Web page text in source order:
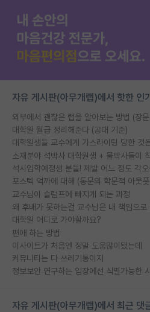
자유 게시판(아무개랩)에서 핫한 인
외부에서 괜찮은 랩을 알아보는 방법 (장
대학원 월급 정리해준다 (공대 기준)
소재분야 석박사 대학원생 + 물박사들이
교수님이 슬럼프에 빠지게 되는 과정
대학원 어디로 가야할까요?
편애 하는 방법
이사이트가 처음엔 정말 도움많이됐는데
커뮤니티는 다 쓰레기통이지
자유 게시판(아무개랩)에서 최근 댓